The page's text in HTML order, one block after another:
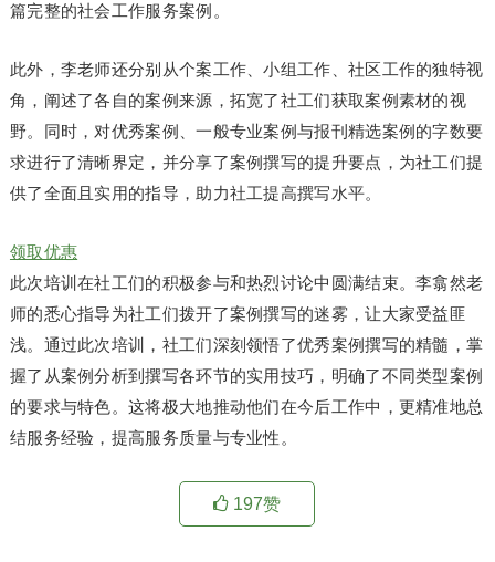
篇完整的社会工作服务案例。
此外，李老师还分别从个案工作、小组工作、社区工作的独特视
角，阐述了各自的案例来源，拓宽了社工们获取案例素材的视
野。同时，对优秀案例、一般专业案例与报刊精选案例的字数要
求进行了清晰界定，并分享了案例撰写的提升要点，为社工们提
供了全面且实用的指导，助力社工提高撰写水平。
领取优惠
此次培训在社工们的积极参与和热烈讨论中圆满结束。李翕然老
师的悉心指导为社工们拨开了案例撰写的迷雾，让大家受益匪
浅。通过此次培训，社工们深刻领悟了优秀案例撰写的精髓，掌
握了从案例分析到撰写各环节的实用技巧，明确了不同类型案例
的要求与特色。这将极大地推动他们在今后工作中，更精准地总
结服务经验，提高服务质量与专业性。
197赞